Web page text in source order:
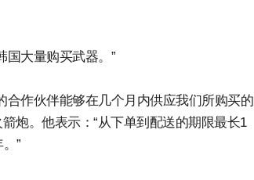
国大量购买武器。”
合作伙伴能够在几个月内供应我们所购买的
炮。他表示：“从下单到配送的期限最长1
”